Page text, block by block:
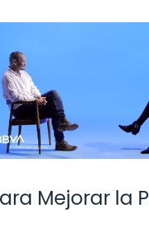
Mejorar la